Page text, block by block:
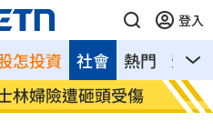
登入
怎投資 熱門 影音
社會
林婦險遭砸頭受傷
反指
過